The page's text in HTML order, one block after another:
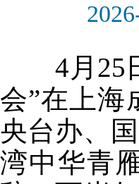
4月25日
会”在上海
央台办、
湾中华青